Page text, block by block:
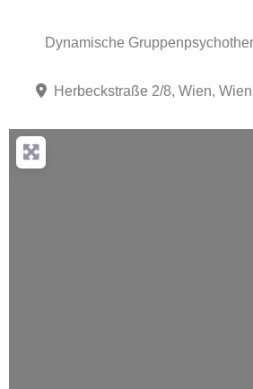
Dynamische
Herbeckstraße 2/8, Wien,